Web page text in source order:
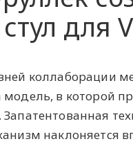
для
коллаборации
в которой
наклоняется